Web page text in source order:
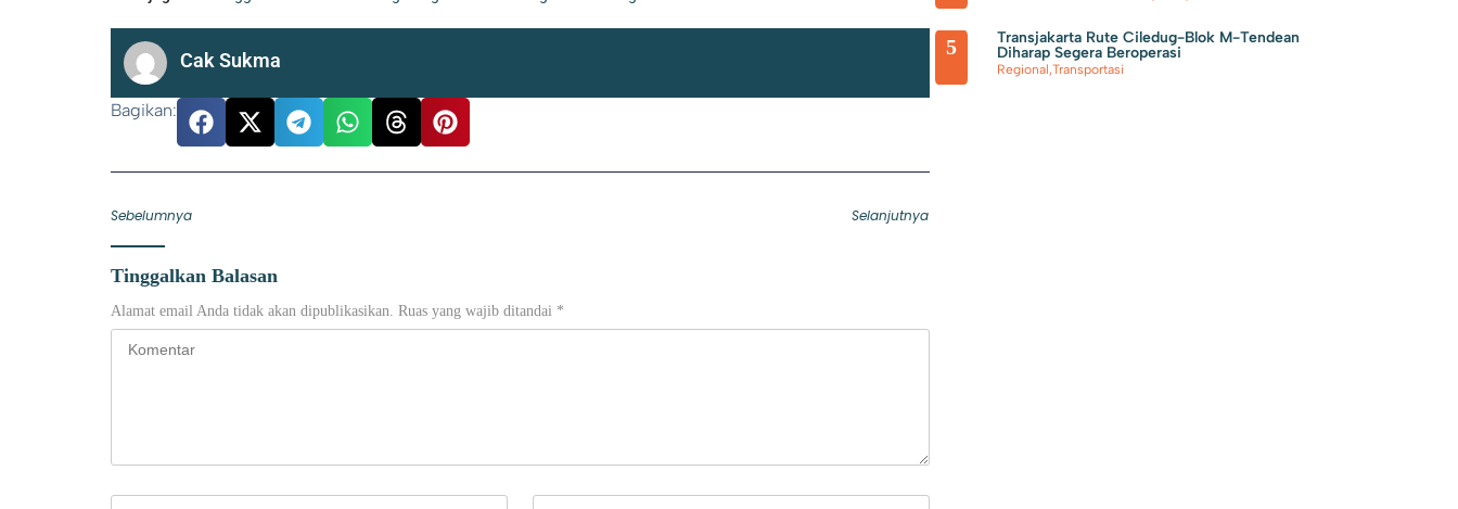
Cak Sukma
Bagikan:
Sebelumnya Selanjutnya
Tinggalkan Balasan
Alamat email Anda tidak akan dipublikasikan. Ruas yang wajib ditandai *
5
Transjakarta Rute Ciledug-Blok M-Tendean
Diharap Segera Beroperasi
Regional,Transportasi